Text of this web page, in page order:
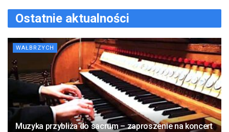
Ostatnie aktualności
WAŁBRZYCH
Muzyka przybliża do sacrum – zaproszenie na koncert